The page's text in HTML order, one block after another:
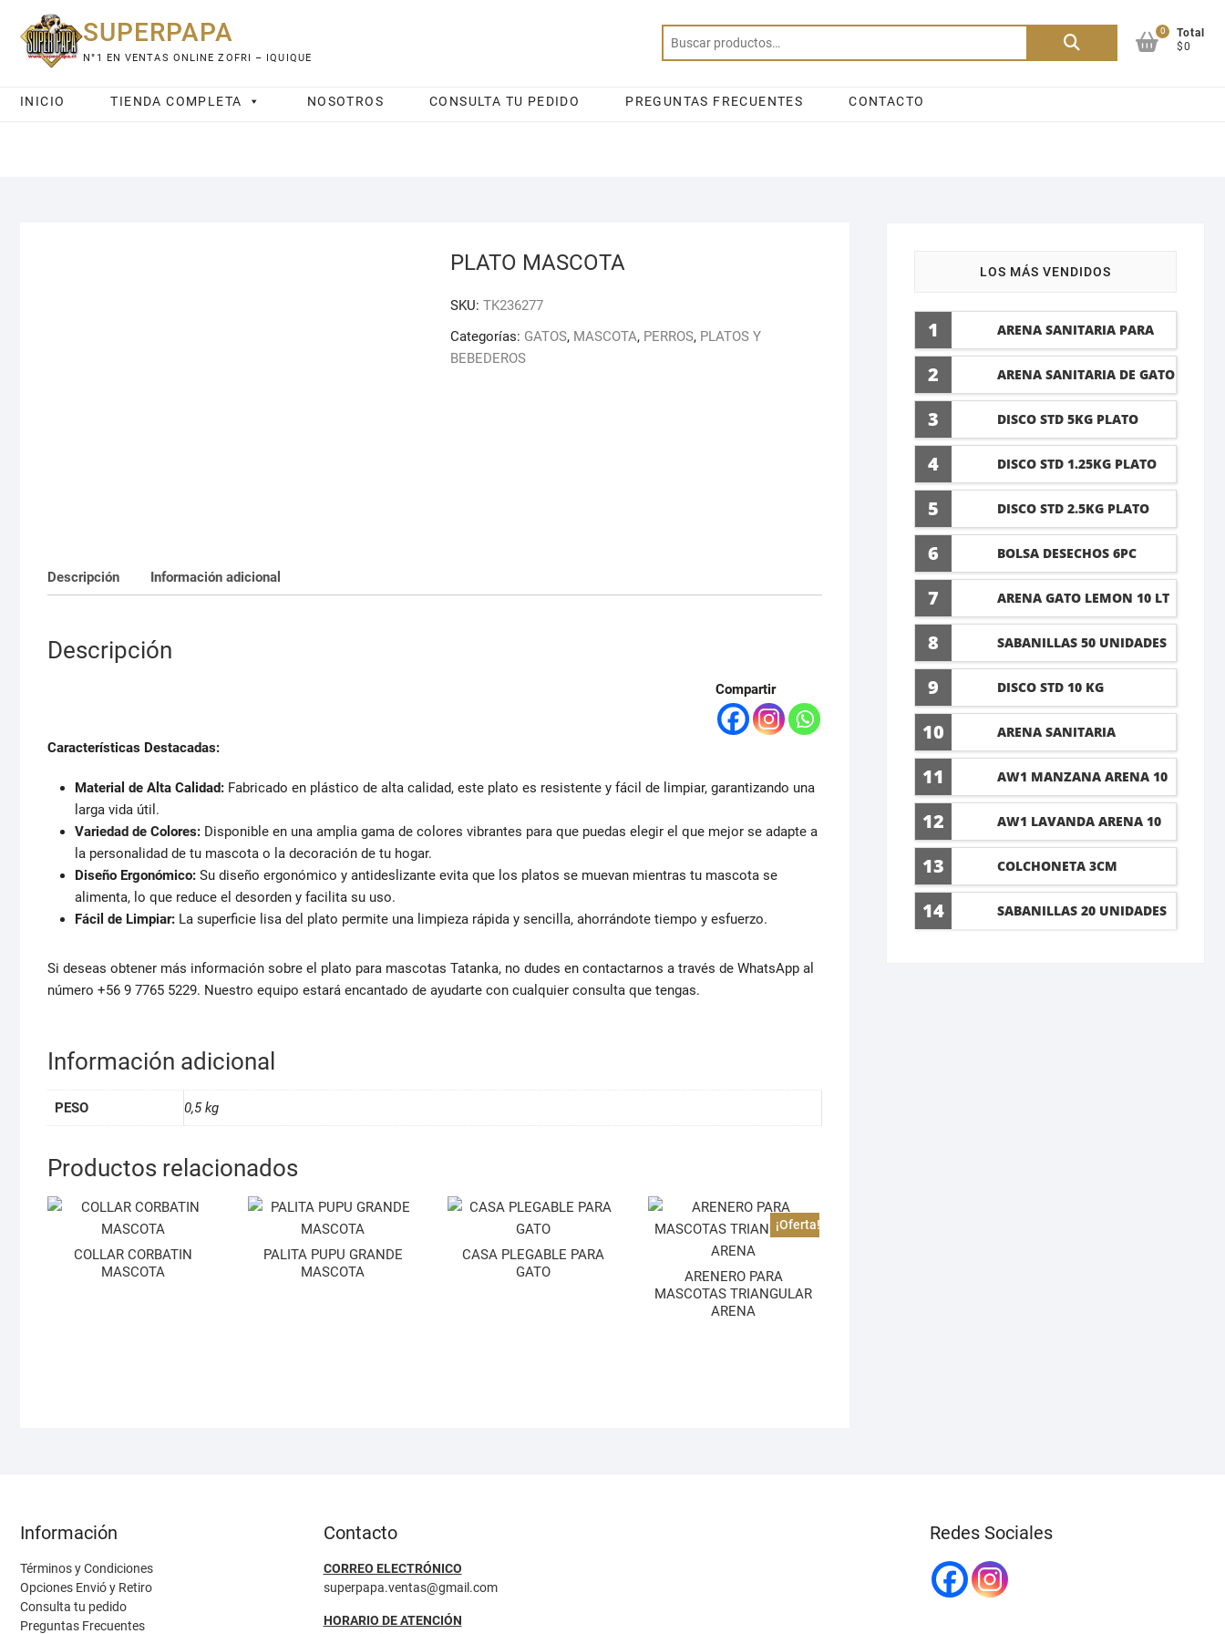
contenido
SUPERPAPA
N°1 EN VENTAS ONLINE ZOFRI – IQUIQUE
Buscar
0
Total
$0
INICIO TIENDA COMPLETA NOSOTROS CONSULTA TU PEDIDO PREGUNTAS FRECUENTES CONTACTO
PLATO MASCOTA
SKU: TK236277
Categorías: GATOS, MASCOTA, PERROS, PLATOS Y
BEBEDEROS
Descripción Información adicional
Descripción
Compartir
Características Destacadas:
Material de Alta Calidad: Fabricado en plástico de alta calidad, este plato es resistente y fácil de limpiar, garantizando una
larga vida útil.
Variedad de Colores: Disponible en una amplia gama de colores vibrantes para que puedas elegir el que mejor se adapte a
la personalidad de tu mascota o la decoración de tu hogar.
Diseño Ergonómico: Su diseño ergonómico y antideslizante evita que los platos se muevan mientras tu mascota se
alimenta, lo que reduce el desorden y facilita su uso.
Fácil de Limpiar: La superficie lisa del plato permite una limpieza rápida y sencilla, ahorrándote tiempo y esfuerzo.
Si deseas obtener más información sobre el plato para mascotas Tatanka, no dudes en contactarnos a través de WhatsApp al
número +56 9 7765 5229. Nuestro equipo estará encantado de ayudarte con cualquier consulta que tengas.
Información adicional
PESO 0,5 kg
Productos relacionados
COLLAR CORBATIN
MASCOTA
PALITA PUPU GRANDE
MASCOTA
CASA PLEGABLE PARA
GATO
¡Oferta!
ARENERO PARA
MASCOTAS TRIANGULAR
ARENA
LOS MÁS VENDIDOS
1 ARENA SANITARIA PARA
GATO LAVANDA 10 LTI
2 ARENA SANITARIA DE GATO
5 LT
3 DISCO STD 5KG PLATO
4 DISCO STD 1.25KG PLATO
5 DISCO STD 2.5KG PLATO
6 BOLSA DESECHOS 6PC
7 ARENA GATO LEMON 10 LT
8 SABANILLAS 50 UNIDADES
TALLA M 60X45CM
9 DISCO STD 10 KG
10 ARENA SANITARIA
LAVANDA 8KG
11 AW1 MANZANA ARENA 10
LT
12 AW1 LAVANDA ARENA 10
LT
13 COLCHONETA 3CM
14 SABANILLAS 20 UNIDADES
Información
Términos y Condiciones
Opciones Envió y Retiro
Consulta tu pedido
Preguntas Frecuentes
Contacto
CORREO ELECTRÓNICO
superpapa.ventas@gmail.com
HORARIO DE ATENCIÓN
Redes Sociales